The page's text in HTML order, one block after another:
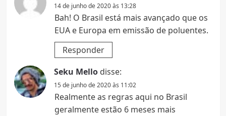
14 de junho de 2020 às 13:28
Bah! O Brasil está mais avançado que os
EUA e Europa em emissão de poluentes.
Responder
Seku Mello disse:
15 de junho de 2020 às 11:02
Realmente as regras aqui no Brasil
geralmente estão 6 meses mais